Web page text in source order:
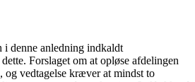
i denne anledning indkaldt
Forslaget om at opløse afdelingen
og vedtagelse kræver at mindst to